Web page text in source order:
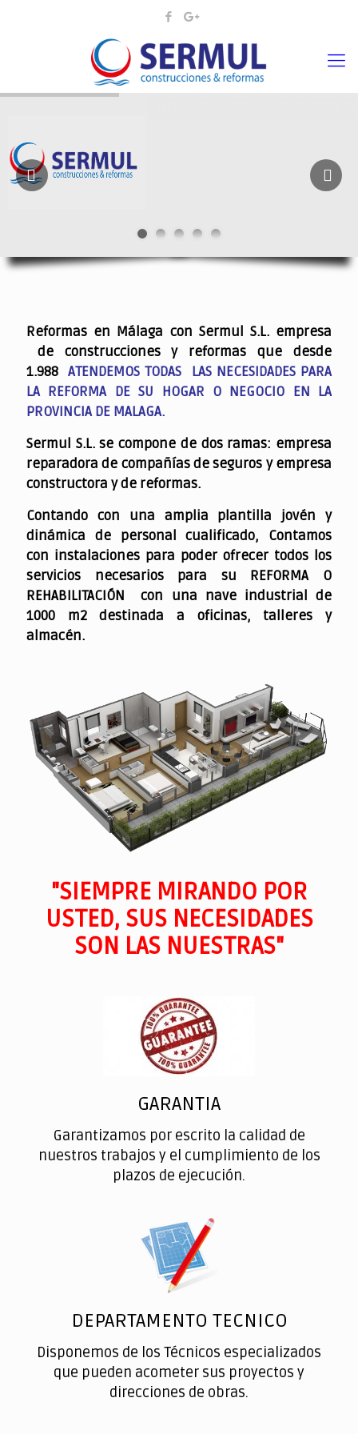
Reformas en Málaga con Sermul S.L. empresa
de construcciones y reformas que desde
1.988ATENDEMOS TODAS LAS NECESIDADES PARA
LA REFORMA DE SU HOGAR O NEGOCIO EN LA
PROVINCIA DE MALAGA.
Sermul S.L. se compone de dos ramas: empresa
reparadora de compañías de seguros y empresa
constructora y de reformas.
Contando con una amplia plantilla jovén y
dinámica de personal cualificado, Contamos
con instalaciones para poder ofrecer todos los
servicios necesarios para su REFORMA O
REHABILITACIÓN con una nave industrial de
1000 m2 destinada a oficinas, talleres y
almacén.
"SIEMPRE MIRANDO POR
USTED, SUS NECESIDADES
SON LAS NUESTRAS"
GARANTIA
Garantizamos por escrito la calidad de
nuestros trabajos y el cumplimiento de los
plazos de ejecución.
DEPARTAMENTO TECNICO
Disponemos de los Técnicos especializados
que pueden acometer sus proyectos y
direcciones de obras.